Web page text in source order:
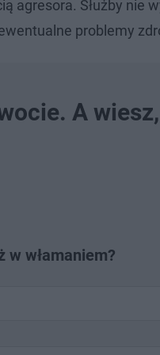
agresora. Służby nie
problemy
A
włamaniem?